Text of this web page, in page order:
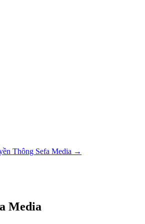
Thông Sefa Media →
Media